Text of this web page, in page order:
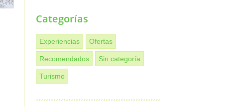
Categorías
Experiencias Ofertas
Recomendados Sin categoría
Turismo